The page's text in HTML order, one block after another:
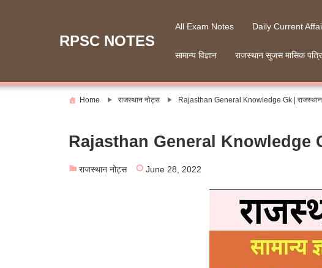
RPSC NOTES
All Exam Notes Daily Current
सामान्य विज्ञान राजस्थान सुजस मासिक
Home राजस्थान नोट्स Rajasthan General Knowledge Gk | राजस्थान
Rajasthan General Knowledge Gk
राजस्थान नोट्स June 28, 2022